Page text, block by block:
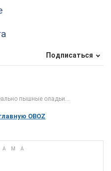
Подписаться
пышные оладьи...
OBOZ